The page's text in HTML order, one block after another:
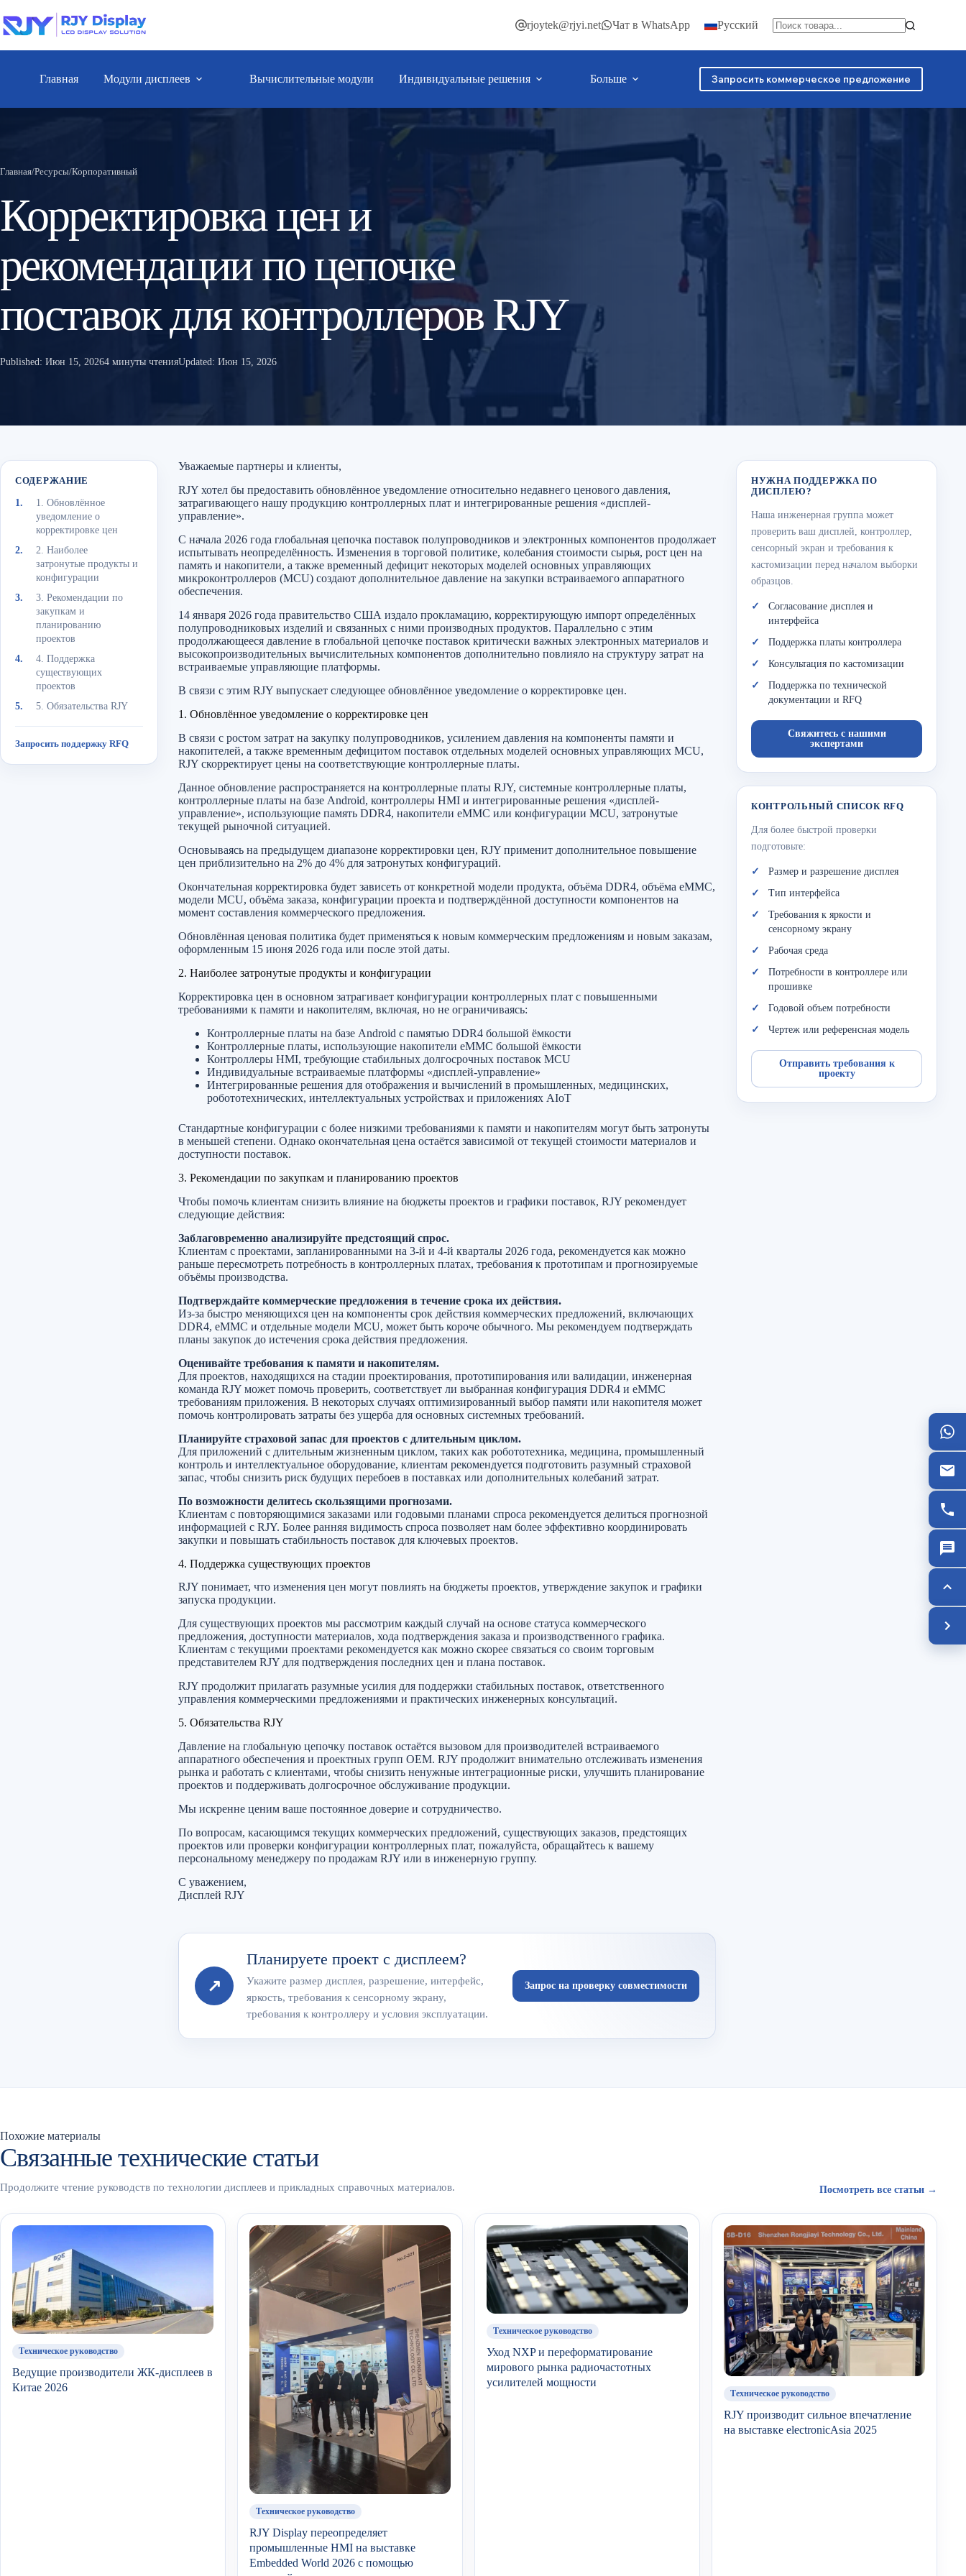
rjoytek@rjyi.net Чат в WhatsApp Русский
Главная Модули дисплеев Вычислительные модули Индивидуальные решения Больше Запросить коммерческое предложение
Главная/Ресурсы/Корпоративный
Корректировка цен и
рекомендации по цепочке
поставок для контроллеров RJY
Published: Июн 15, 20264 минуты чтенияUpdated: Июн 15, 2026
СОДЕРЖАНИЕ
1. Обновлённое
уведомление о
корректировке цен
2. Наиболее
затронутые продукты и
конфигурации
3. Рекомендации по
закупкам и
планированию
проектов
4. Поддержка
существующих
проектов
5. Обязательства RJY
Запросить поддержку RFQ
Уважаемые партнеры и клиенты,
RJY хотел бы предоставить обновлённое уведомление относительно недавнего ценового давления,
затрагивающего нашу продукцию контроллерных плат и интегрированные решения «дисплей-
управление».
С начала 2026 года глобальная цепочка поставок полупроводников и электронных компонентов продолжает
испытывать неопределённость. Изменения в торговой политике, колебания стоимости сырья, рост цен на
память и накопители, а также временный дефицит некоторых моделей основных управляющих
микроконтроллеров (MCU) создают дополнительное давление на закупки встраиваемого аппаратного
обеспечения.
14 января 2026 года правительство США издало прокламацию, корректирующую импорт определённых
полупроводниковых изделий и связанных с ними производных продуктов. Параллельно с этим
продолжающееся давление в глобальной цепочке поставок критически важных электронных материалов и
высокопроизводительных вычислительных компонентов дополнительно повлияло на структуру затрат на
встраиваемые управляющие платформы.
В связи с этим RJY выпускает следующее обновлённое уведомление о корректировке цен.
1. Обновлённое уведомление о корректировке цен
В связи с ростом затрат на закупку полупроводников, усилением давления на компоненты памяти и
накопителей, а также временным дефицитом поставок отдельных моделей основных управляющих MCU,
RJY скорректирует цены на соответствующие контроллерные платы.
Данное обновление распространяется на контроллерные платы RJY, системные контроллерные платы,
контроллерные платы на базе Android, контроллеры HMI и интегрированные решения «дисплей-
управление», использующие память DDR4, накопители eMMC или конфигурации MCU, затронутые
текущей рыночной ситуацией.
Основываясь на предыдущем диапазоне корректировки цен, RJY применит дополнительное повышение
цен приблизительно на 2% до 4% для затронутых конфигураций.
Окончательная корректировка будет зависеть от конкретной модели продукта, объёма DDR4, объёма eMMC,
модели MCU, объёма заказа, конфигурации проекта и подтверждённой доступности компонентов на
момент составления коммерческого предложения.
Обновлённая ценовая политика будет применяться к новым коммерческим предложениям и новым заказам,
оформленным 15 июня 2026 года или после этой даты.
2. Наиболее затронутые продукты и конфигурации
Корректировка цен в основном затрагивает конфигурации контроллерных плат с повышенными
требованиями к памяти и накопителям, включая, но не ограничиваясь:
Контроллерные платы на базе Android с памятью DDR4 большой ёмкости
Контроллерные платы, использующие накопители eMMC большой ёмкости
Контроллеры HMI, требующие стабильных долгосрочных поставок MCU
Индивидуальные встраиваемые платформы «дисплей-управление»
Интегрированные решения для отображения и вычислений в промышленных, медицинских,
робототехнических, интеллектуальных устройствах и приложениях AIoT
Стандартные конфигурации с более низкими требованиями к памяти и накопителям могут быть затронуты
в меньшей степени. Однако окончательная цена остаётся зависимой от текущей стоимости материалов и
доступности поставок.
3. Рекомендации по закупкам и планированию проектов
Чтобы помочь клиентам снизить влияние на бюджеты проектов и графики поставок, RJY рекомендует
следующие действия:
Заблаговременно анализируйте предстоящий спрос.
Клиентам с проектами, запланированными на 3-й и 4-й кварталы 2026 года, рекомендуется как можно
раньше пересмотреть потребность в контроллерных платах, требования к прототипам и прогнозируемые
объёмы производства.
Подтверждайте коммерческие предложения в течение срока их действия.
Из-за быстро меняющихся цен на компоненты срок действия коммерческих предложений, включающих
DDR4, eMMC и отдельные модели MCU, может быть короче обычного. Мы рекомендуем подтверждать
планы закупок до истечения срока действия предложения.
Оценивайте требования к памяти и накопителям.
Для проектов, находящихся на стадии проектирования, прототипирования или валидации, инженерная
команда RJY может помочь проверить, соответствует ли выбранная конфигурация DDR4 и eMMC
требованиям приложения. В некоторых случаях оптимизированный выбор памяти или накопителя может
помочь контролировать затраты без ущерба для основных системных требований.
Планируйте страховой запас для проектов с длительным циклом.
Для приложений с длительным жизненным циклом, таких как робототехника, медицина, промышленный
контроль и интеллектуальное оборудование, клиентам рекомендуется подготовить разумный страховой
запас, чтобы снизить риск будущих перебоев в поставках или дополнительных колебаний затрат.
По возможности делитесь скользящими прогнозами.
Клиентам с повторяющимися заказами или годовыми планами спроса рекомендуется делиться прогнозной
информацией с RJY. Более ранняя видимость спроса позволяет нам более эффективно координировать
закупки и повышать стабильность поставок для ключевых проектов.
4. Поддержка существующих проектов
RJY понимает, что изменения цен могут повлиять на бюджеты проектов, утверждение закупок и графики
запуска продукции.
Для существующих проектов мы рассмотрим каждый случай на основе статуса коммерческого
предложения, доступности материалов, хода подтверждения заказа и производственного графика.
Клиентам с текущими проектами рекомендуется как можно скорее связаться со своим торговым
представителем RJY для подтверждения последних цен и плана поставок.
RJY продолжит прилагать разумные усилия для поддержки стабильных поставок, ответственного
управления коммерческими предложениями и практических инженерных консультаций.
5. Обязательства RJY
Давление на глобальную цепочку поставок остаётся вызовом для производителей встраиваемого
аппаратного обеспечения и проектных групп OEM. RJY продолжит внимательно отслеживать изменения
рынка и работать с клиентами, чтобы снизить ненужные интеграционные риски, улучшить планирование
проектов и поддерживать долгосрочное обслуживание продукции.
Мы искренне ценим ваше постоянное доверие и сотрудничество.
По вопросам, касающимся текущих коммерческих предложений, существующих заказов, предстоящих
проектов или проверки конфигурации контроллерных плат, пожалуйста, обращайтесь к вашему
персональному менеджеру по продажам RJY или в инженерную группу.
С уважением,
Дисплей RJY
↗
Планируете проект с дисплеем?
Укажите размер дисплея, разрешение, интерфейс,
яркость, требования к сенсорному экрану,
требования к контроллеру и условия эксплуатации.
Запрос на проверку совместимости
НУЖНА ПОДДЕРЖКА ПО
ДИСПЛЕЮ?
Наша инженерная группа может
проверить ваш дисплей, контроллер,
сенсорный экран и требования к
кастомизации перед началом выборки
образцов.
Согласование дисплея и
интерфейса
Поддержка платы контроллера
Консультация по кастомизации
Поддержка по технической
документации и RFQ
Свяжитесь с нашими
экспертами
КОНТРОЛЬНЫЙ СПИСОК RFQ
Для более быстрой проверки
подготовьте:
Размер и разрешение дисплея
Тип интерфейса
Требования к яркости и
сенсорному экрану
Рабочая среда
Потребности в контроллере или
прошивке
Годовой объем потребности
Чертеж или референсная модель
Отправить требования к
проекту
Похожие материалы
Связанные технические статьи
Продолжите чтение руководств по технологии дисплеев и прикладных справочных материалов. Посмотреть все статьи →
Техническое руководство
Ведущие производители ЖК-дисплеев в
Китае 2026
Техническое руководство
RJY Display переопределяет
промышленные HMI на выставке
Embedded World 2026 с помощью
Техническое руководство
Уход NXP и переформатирование
мирового рынка радиочастотных
усилителей мощности
Техническое руководство
RJY производит сильное впечатление
на выставке electronicAsia 2025